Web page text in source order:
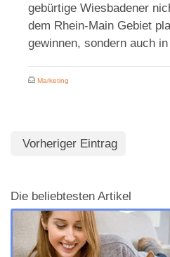
gebürtige Wiesbadener
dem Rhein-Main Gebiet
gewinnen, sondern auch
Marketing
Vorheriger Eintrag
Die beliebtesten Artikel